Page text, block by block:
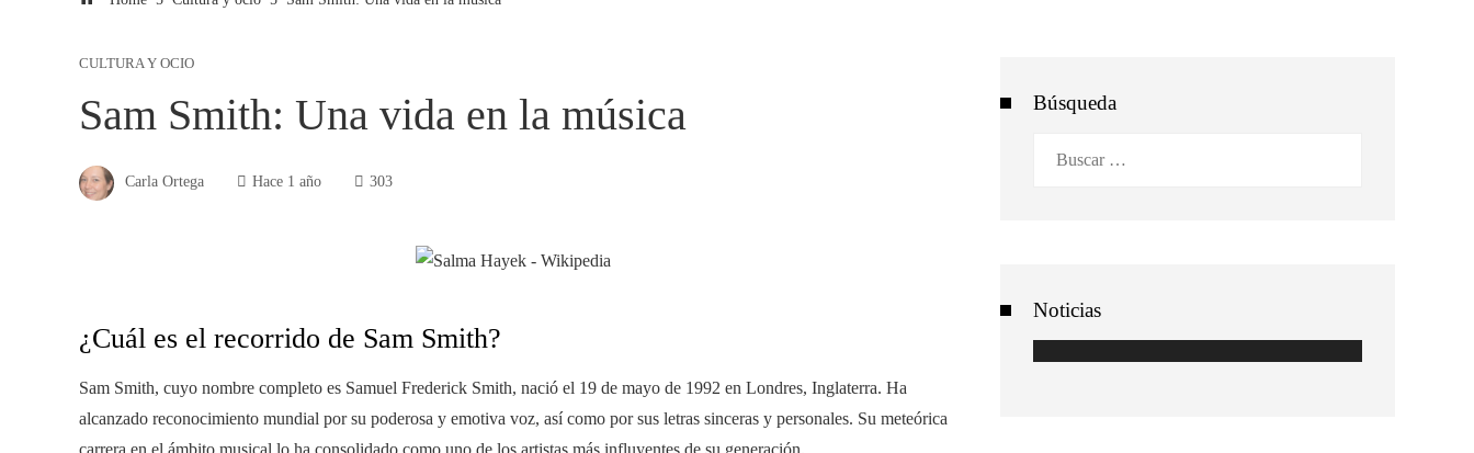
CULTURA Y OCIO
Sam Smith: Una vida en la música
Carla Ortega Hace 1 año 303
¿Cuál es el recorrido de Sam Smith?
Sam Smith, cuyo nombre completo es Samuel Frederick Smith, nació el 19 de mayo de 1992 en Londres, Inglaterra. Ha
alcanzado reconocimiento mundial por su poderosa y emotiva voz, así como por sus letras sinceras y personales. Su meteórica
Búsqueda
Noticias